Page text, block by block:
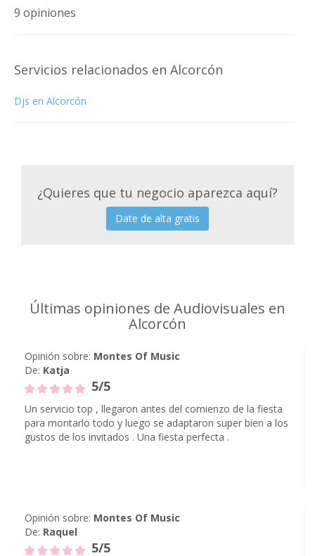
9 opiniones
Servicios relacionados en Alcorcón
Djs en Alcorcón
¿Quieres que tu negocio aparezca aquí?
Date de alta gratis
Últimas opiniones de Audiovisuales en
Alcorcón
Opinión sobre: Montes Of Music
De: Katja
5/5
Un servicio top , llegaron antes del comienzo de la fiesta
para montarlo todo y luego se adaptaron super bien a los
gustos de los invitados . Una fiesta perfecta .
Opinión sobre: Montes Of Music
De: Raquel
5/5